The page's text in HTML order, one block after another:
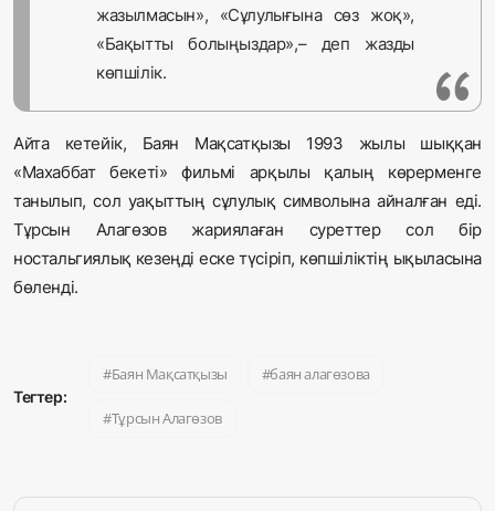
жазылмасын», «Сұлулығына сөз жоқ»,
«Бақытты болыңыздар»,– деп жазды
көпшілік.
Айта кетейік, Баян Мақсатқызы 1993 жылы шыққан
«Махаббат бекеті» фильмі арқылы қалың көрерменге
танылып, сол уақыттың сұлулық символына айналған еді.
Тұрсын Алагөзов жариялаған суреттер сол бір
ностальгиялық кезеңді еске түсіріп, көпшіліктің ықыласына
бөленді.
Тегтер:
Баян Мақсатқызы баян алагөзова
Тұрсын Алагөзов